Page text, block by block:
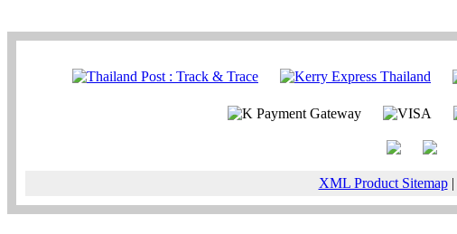
XML Product Sitemap|